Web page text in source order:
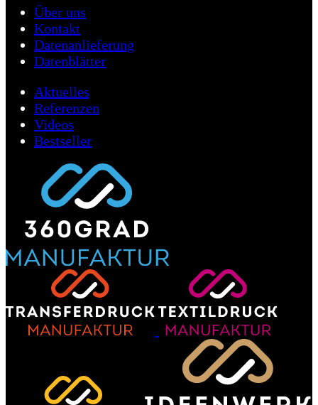
Über uns
Kontakt
Datenanlieferung
Datenblätter
Aktuelles
Referenzen
Videos
Bestseller